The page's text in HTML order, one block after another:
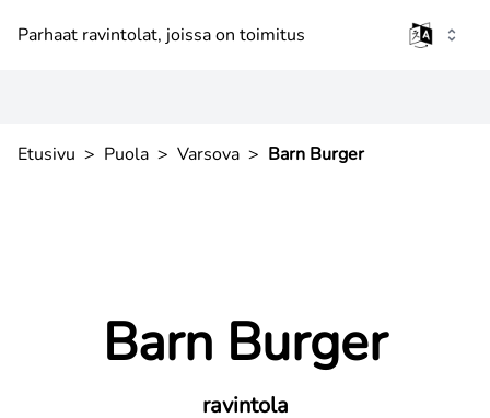
Parhaat ravintolat, joissa on toimitus
Etusivu > Puola > Varsova > Barn Burger
Barn Burger
ravintola